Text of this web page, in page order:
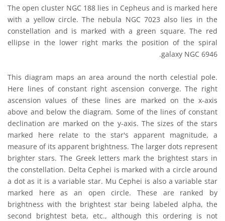
The open cluster NGC 188 lies in Cepheus and is marked here
with a yellow circle. The nebula NGC 7023 also lies in the
constellation and is marked with a green square. The red
ellipse in the lower right marks the position of the spiral
galaxy NGC 6946.
This diagram maps an area around the north celestial pole.
Here lines of constant right ascension converge. The right
ascension values of these lines are marked on the x-axis
above and below the diagram. Some of the lines of constant
declination are marked on the y-axis. The sizes of the stars
marked here relate to the star's apparent magnitude, a
measure of its apparent brightness. The larger dots represent
brighter stars. The Greek letters mark the brightest stars in
the constellation. Delta Cephei is marked with a circle around
a dot as it is a variable star. Mu Cephei is also a variable star
marked here as an open circle. These are ranked by
brightness with the brightest star being labeled alpha, the
second brightest beta, etc., although this ordering is not